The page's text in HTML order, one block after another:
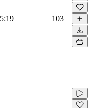
5:19 103